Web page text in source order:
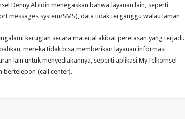
Denny Abidin menegaskan bahwa layanan lain, seperti
messages system/SMS), data tidak terganggu walau laman
kerugian secara material akibat peretasan yang terjadi.
mereka tidak bisa memberikan layanan informasi
lain untuk menyediakannya, seperti aplikasi MyTelkomsel
bertelepon (call center).